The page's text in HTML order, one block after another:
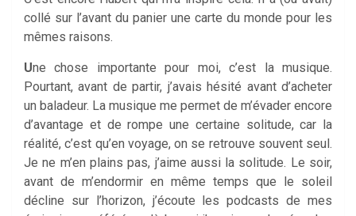
collé sur l’avant du panier une carte du monde pour les
mêmes raisons.
Une chose importante pour moi, c’est la musique.
Pourtant, avant de partir, j’avais hésité avant d’acheter
un baladeur. La musique me permet de m’évader encore
d’avantage et de rompe une certaine solitude, car la
réalité, c’est qu’en voyage, on se retrouve souvent seul.
Je ne m’en plains pas, j’aime aussi la solitude. Le soir,
avant de m’endormir en même temps que le soleil
décline sur l’horizon, j’écoute les podcasts de mes